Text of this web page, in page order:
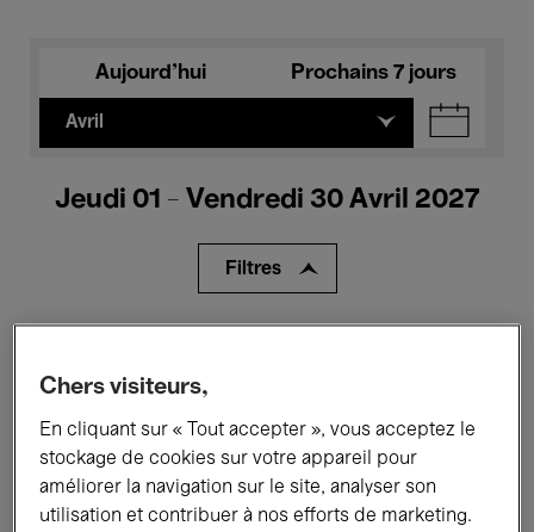
Aujourd'hui Prochains 7 jours
Avril
Jeudi 01 - Vendredi 30 Avril 2027
Filtres
Rencontres & Débats Jazz
Musique classique Global Music
Chers visiteurs,
En cliquant sur « Tout accepter », vous acceptez le
stockage de cookies sur votre appareil pour
améliorer la navigation sur le site, analyser son
utilisation et contribuer à nos efforts de marketing.